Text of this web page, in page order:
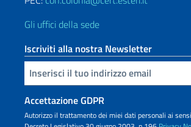
Gli uffici della sede
Iscriviti alla nostra Newsletter
Inserisci la tua email
Accettazione GDPR
Autorizzo il trattamento dei miei dati personali ai